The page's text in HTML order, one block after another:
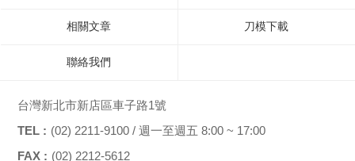
相關文章 刀模下載
聯絡我們
台灣新北市新店區車子路1號
TEL : (02) 2211-9100 / 週一至週五 8:00 ~ 17:00
FAX : (02) 2212-5612